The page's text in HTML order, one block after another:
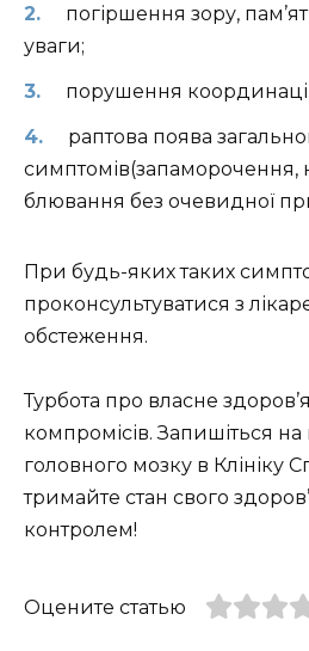
погіршення зору,
уваги;
порушення координації
раптова поява
симптомів(запаморочення,
блювання без очевидної
При будь-яких таких
проконсультуватися з
обстеження.
Турбота про власне
компромісів. Запишіться
головного мозку в Клініку
тримайте стан свого
контролем!
Оцените статью